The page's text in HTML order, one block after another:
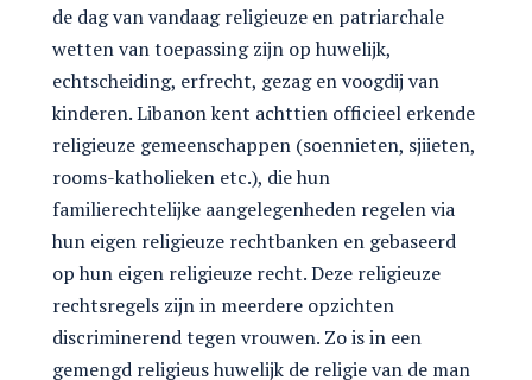
de dag van vandaag religieuze en patriarchale
wetten van toepassing zijn op huwelijk,
echtscheiding, erfrecht, gezag en voogdij van
kinderen. Libanon kent achttien officieel erkende
religieuze gemeenschappen (soennieten, sjiieten,
rooms-katholieken etc.), die hun
familierechtelijke aangelegenheden regelen via
hun eigen religieuze rechtbanken en gebaseerd
op hun eigen religieuze recht. Deze religieuze
rechtsregels zijn in meerdere opzichten
discriminerend tegen vrouwen. Zo is in een
gemengd religieus huwelijk de religie van de man